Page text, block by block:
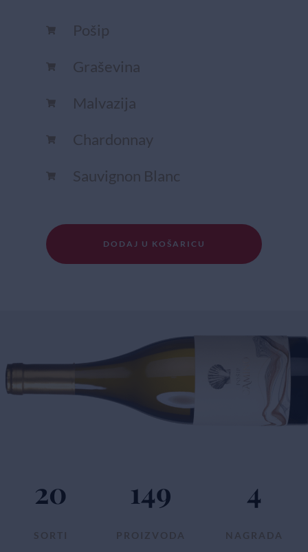
Pošip
Graševina
Malvazija
Chardonnay​
Sauvignon Blanc​
DODAJ U KOŠARICU
SORTI
20
PROIZVODA
149
NAGRADA
4